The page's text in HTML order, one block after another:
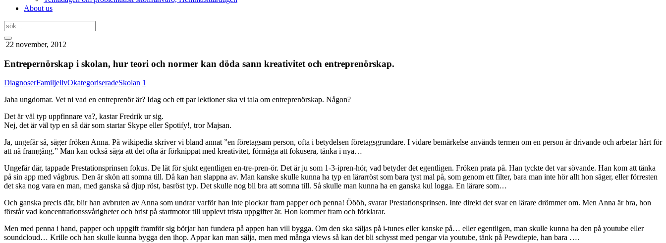
About us
22 november, 2012
Entrepernörskap i skolan, hur teori och normer kan döda sann kreativitet och entreprenörskap.
DiagnoserFamiljelivOkategoriseradeSkolan 1
Jaha ungdomar. Vet ni vad en entreprenör är? Idag och ett par lektioner ska vi tala om entreprenörskap. Någon?
Det är väl typ uppfinnare va?, kastar Fredrik ur sig.
Nej, det är väl typ en så där som startar Skype eller Spotify!, tror Majsan.
Ja, ungefär så, säger fröken Anna. På wikipedia skriver vi bland annat ”en företagsam person, ofta i betydelsen företagsgrundare. I vidare bemärkelse används termen om en person är drivande och arbetar hårt för
att nå framgång.” Man kan också säga att det ofta är förknippat med kreativitet, förmåga att fokusera, tänka i nya…
Ungefär där, tappade Prestationsprinsen fokus. De lät för sjukt egentligen en-tre-pren-ör. Det är ju som 1-3-ipren-hör, vad betyder det egentligen. Fröken prata på. Han tyckte det var sövande. Han kom att tänka
på sin app med vågbrus. Den är skön att somna till. Då kan han slappna av. Man kanske skulle kunna ha typ en lärarröst som bara tyst mal på, som genom ett filter, bara man inte hör allt hon säger, eller förresten
det ska nog vara en man, med ganska så djup röst, basröst typ. Det skulle nog bli bra att somna till. Så skulle man kunna ha en ganska kul logga. En lärare som…
Och ganska precis där, blir han avbruten av Anna som undrar varför han inte plockar fram papper och penna! Öööh, svarar Prestationsprinsen. Inte direkt det svar en lärare drömmer om. Men Anna är bra, hon
förstår vad koncentrationssvårigheter och brist på startmotor till upplevt trista uppgifter är. Hon kommer fram och förklarar.
Men med penna i hand, papper och uppgift framför sig börjar han fundera på appen han vill bygga. Om den ska säljas på i-tunes eller kanske på… eller egentligen, man skulle kunna ha den på youtube eller
soundcloud… Krille och han skulle kunna bygga den ihop. Appar kan man sälja, men med många views så kan det bli schysst med pengar via youtube, tänk på Pewdiepie, han bara ….